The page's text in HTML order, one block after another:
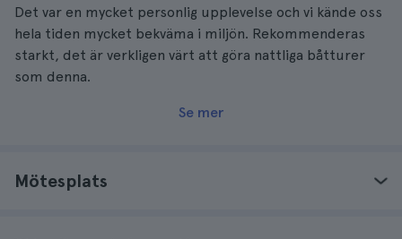
Det var en mycket personlig upplevelse och vi kände oss
hela tiden mycket bekväma i miljön. Rekommenderas
starkt, det är verkligen värt att göra nattliga båtturer
som denna.
Se mer
Mötesplats